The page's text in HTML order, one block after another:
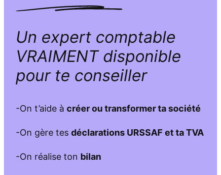
Un expert comptable
VRAIMENT disponible
pour te conseiller
-On t’aide à créer ou transformer ta société
-On gère tes déclarations URSSAF et ta TVA
-On réalise ton bilan